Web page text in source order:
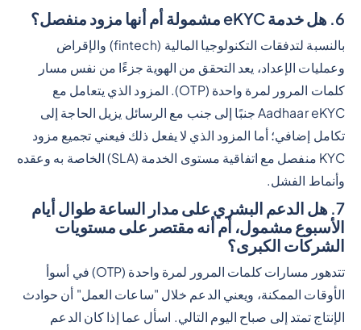
6. هل خدمة eKYC مشمولة أم أنها مزود منفصل؟
بالنسبة لتدفقات التكنولوجيا المالية (fintech) والإقراض
وعمليات الإعداد، يعد التحقق من الهوية جزءًا من نفس مسار
كلمات المرور لمرة واحدة (OTP). المزود الذي يتعامل مع
Aadhaar eKYC جنبًا إلى جنب مع الرسائل يزيل الحاجة إلى
تكامل إضافي؛ أما المزود الذي لا يفعل ذلك فيعني تجميع مزود
KYC منفصل مع اتفاقية مستوى الخدمة (SLA) الخاصة به وعقده
وأنماط الفشل.
7. هل الدعم البشري على مدار الساعة طوال أيام
الأسبوع مشمول، أم أنه مقتصر على مستويات
الشركات الكبرى؟
تتدهور مسارات كلمات المرور لمرة واحدة (OTP) في أسوأ
الأوقات الممكنة، ويعني الدعم خلال "ساعات العمل" أن حوادث
الإنتاج تمتد إلى صباح اليوم التالي. اسأل عما إذا كان الدعم